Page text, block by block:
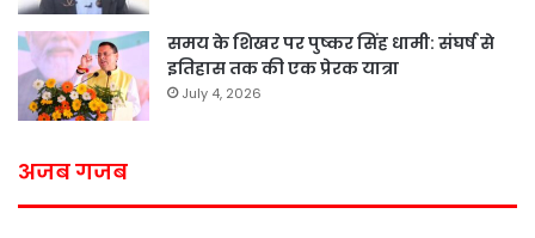
समय के शिखर पर पुष्कर सिंह धामी: संघर्ष से
इतिहास तक की एक प्रेरक यात्रा
July 4, 2026
अजब गजब